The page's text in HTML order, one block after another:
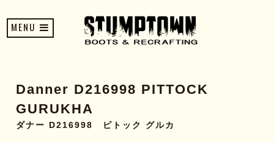
MENU
Danner D216998 PITTOCK
GURUKHA
ダナー D216998 ピトック グルカ